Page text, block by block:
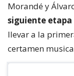
Morandé y
siguiente etapa
llevar a la
certamen